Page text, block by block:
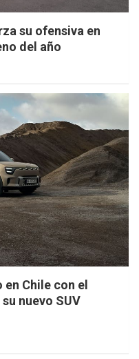
su ofensiva en
del año
Chile con el
nuevo SUV